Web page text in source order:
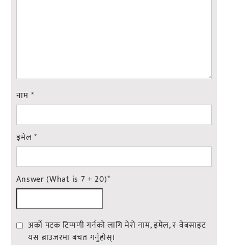
नाम *
इमेल*
Answer (What is 7 + 20)*
अर्को पटक टिप्पणी गर्नको लागि मेरो नाम, इमेल, र वेबसाइट
यस ब्राउजरमा बचत गर्नुहोस्।